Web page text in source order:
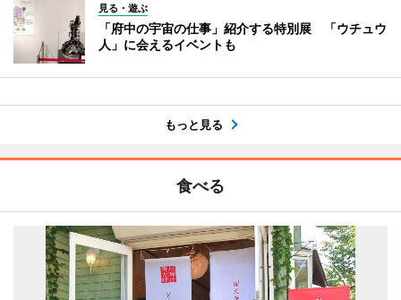
見る・遊ぶ
「府中の宇宙の仕事」紹介する特別展 「ウチュウ
人」に会えるイベントも
もっと見る
食べる